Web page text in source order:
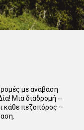
με ανάβαση
Μια διαδρομή –
κάθε πεζοπόρος –